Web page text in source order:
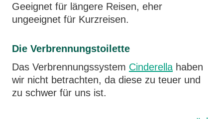
Geeignet für längere Reisen, eher
ungeeignet für Kurzreisen.
Die Verbrennungstoilette
Das Verbrennungssystem Cinderella haben
wir nicht betrachten, da diese zu teuer und
zu schwer für uns ist.